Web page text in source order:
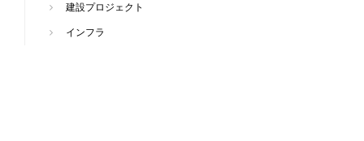
建設プロジェクト
インフラ